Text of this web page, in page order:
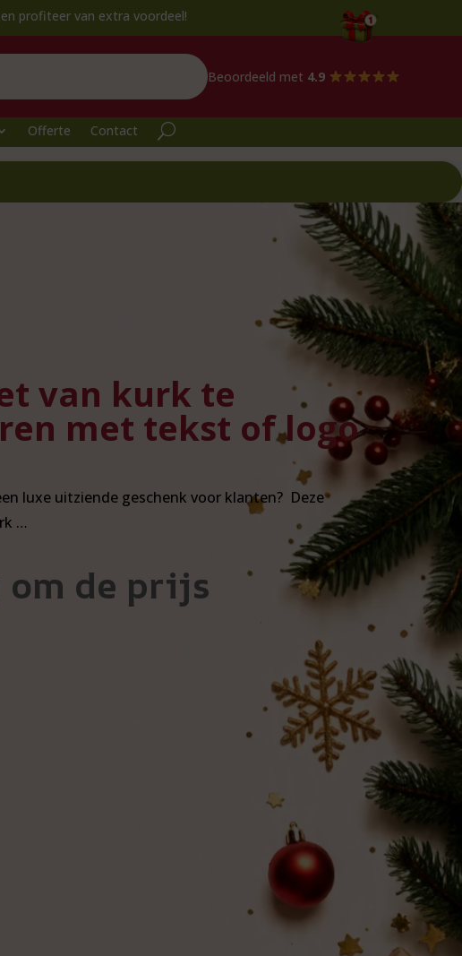
extra voordeel!
Beoordeeld met 4.9
Offerte Contact
van kurk te
met tekst of logo
luxe uitziende geschenk voor klanten? Deze
…
om de prijs